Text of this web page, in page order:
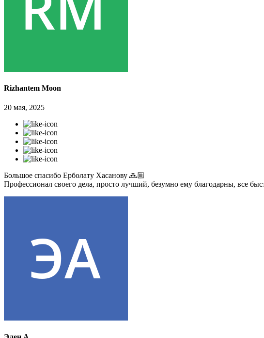
Rizhantem Moon
20 мая, 2025
Большое спасибо Ерболату Хасанову 🙏🏼
Профессионал своего дела, просто лучший, безумно ему благодарны, все